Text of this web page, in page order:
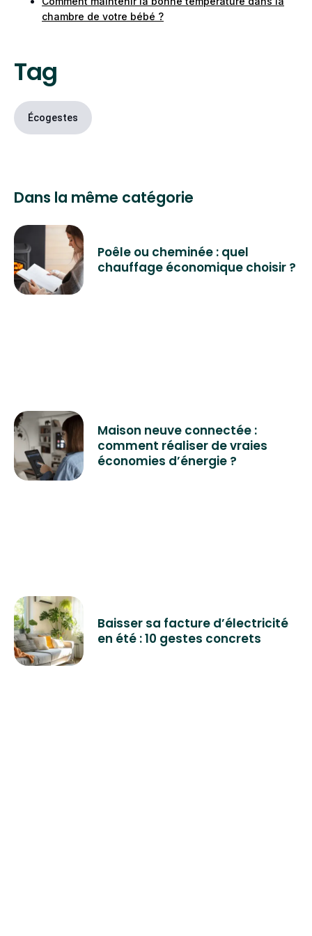
cuisiner des plats chauds pour faire monter la
chambre de votre bébé ?
Tag
Écogestes
Dans la même catégorie
Poêle ou cheminée : quel
chauffage économique choisir ?
Maison neuve connectée :
comment réaliser de vraies
économies d’énergie ?
Baisser sa facture d’électricité
en été : 10 gestes concrets